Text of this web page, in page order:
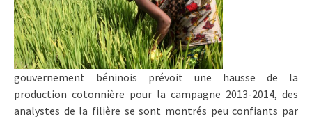
gouvernement béninois prévoit une hausse de la
production cotonnière pour la campagne 2013-2014, des
analystes de la filière se sont montrés peu confiants par